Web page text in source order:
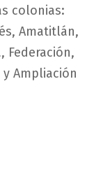
colonias:
Amatitlán,
Federación,
Ampliación